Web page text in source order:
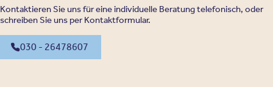
Kontaktieren Sie uns für eine individuelle Beratung telefonisch, oder
schreiben Sie uns per Kontaktformular.
030 - 26478607